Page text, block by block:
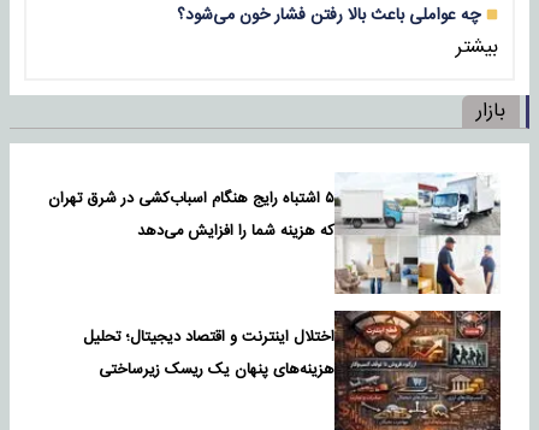
چه عواملی باعث بالا رفتن فشار خون می‌شود؟
بیشتر
بازار
۵ اشتباه رایج هنگام اسباب‌کشی در شرق تهران
که هزینه شما را افزایش می‌دهد
اختلال اینترنت و اقتصاد دیجیتال؛ تحلیل
هزینه‌های پنهان یک ریسک زیرساختی